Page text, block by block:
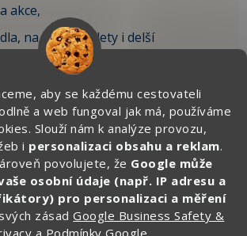
aby se každému cestovateli
a web fungoval jak má, používáme
Slouží nám k analýze provozu,
i personalizaci obsahu a reklam.
povolujete, že Google může
osobní údaje (např. IP adresu a
pro personalizaci a měření
zásadGoogle Business Safety &
a Podmínky Google.
akce,
na krátké výlety i delší
získáte SLEVU 100 Kč
email: